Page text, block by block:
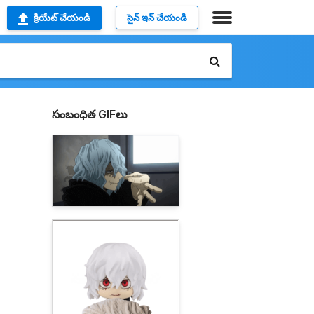
క్రియేట్ చేయండి సైన్ ఇన్ చేయండి
సంబంధిత GIFలు